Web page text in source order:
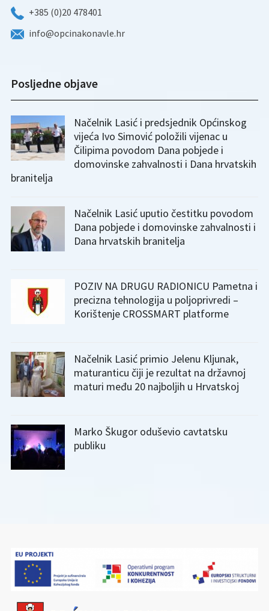
+385 (0)20 478401
info@opcinakonavle.hr
Posljedne objave
Načelnik Lasić i predsjednik Općinskog
vijeća Ivo Simović položili vijenac u
Čilipima povodom Dana pobjede i
domovinske zahvalnosti i Dana hrvatskih
branitelja
Načelnik Lasić uputio čestitku povodom
Dana pobjede i domovinske zahvalnosti i
Dana hrvatskih branitelja
POZIV NA DRUGU RADIONICU Pametna i
precizna tehnologija u poljoprivredi –
Korištenje CROSSMART platforme
Načelnik Lasić primio Jelenu Kljunak,
maturanticu čiji je rezultat na državnoj
maturi među 20 najboljih u Hrvatskoj
Marko Škugor oduševio cavtatsku
publiku